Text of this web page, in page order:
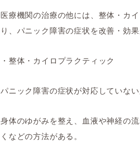
医療機関の治療の他には、整体・カ
り、パニック障害の症状を改善・効
・整体・カイロプラクティック
パニック障害の症状が対応していない
身体のゆがみを整え、血液や神経の
くなどの方法がある。